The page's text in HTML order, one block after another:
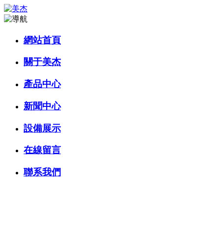
網站首頁
關于美杰
產品中心
新聞中心
設備展示
在線留言
聯系我們